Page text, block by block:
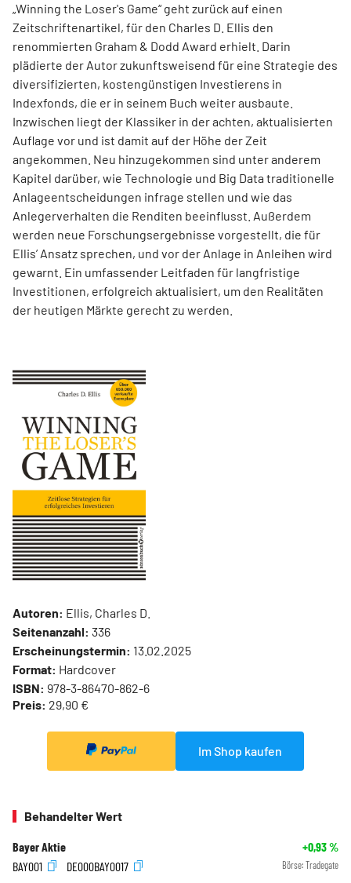
„Winning the Loser's Game“ geht zurück auf einen
Zeitschriftenartikel, für den Charles D. Ellis den
renommierten Graham & Dodd Award erhielt. Darin
plädierte der Autor zukunftsweisend für eine Strategie des
diversifizierten, kostengünstigen Investierens in
Indexfonds, die er in seinem Buch weiter ausbaute.
Inzwischen liegt der Klassiker in der achten, aktualisierten
Auflage vor und ist damit auf der Höhe der Zeit
angekommen. Neu hinzugekommen sind unter anderem
Kapitel darüber, wie Technologie und Big Data traditionelle
Anlageentscheidungen infrage stellen und wie das
Anlegerverhalten die Renditen beeinflusst. Außerdem
werden neue Forschungsergebnisse vorgestellt, die für
Ellis’ Ansatz sprechen, und vor der Anlage in Anleihen wird
gewarnt. Ein umfassender Leitfaden für langfristige
Investitionen, erfolgreich aktualisiert, um den Realitäten
der heutigen Märkte gerecht zu werden.
Autoren: Ellis, Charles D.
Seitenanzahl: 336
Erscheinungstermin: 13.02.2025
Format: Hardcover
ISBN: 978-3-86470-862-6
Preis: 29,90 €
Im Shop kaufen
Behandelter Wert
Bayer Aktie +0,93%
BAY001
DE000BAY0017 Börse: Tradegate